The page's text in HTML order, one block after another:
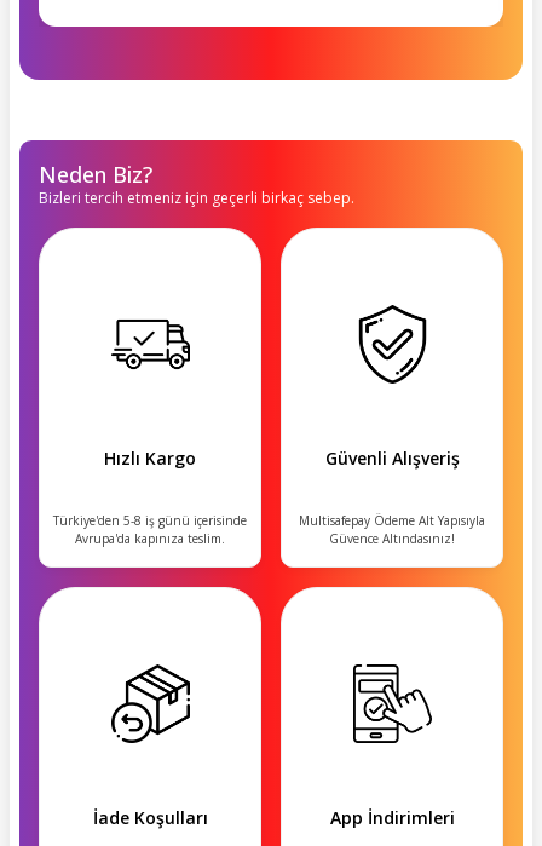
Neden Biz?
Bizleri tercih etmeniz için geçerli birkaç sebep.
Hızlı Kargo
Türkiye'den 5-8 iş günü içerisinde
Avrupa'da kapınıza teslim.
Güvenli Alışveriş
Multisafepay Ödeme Alt Yapısıyla
Güvence Altındasınız!
İade Koşulları App İndirimleri